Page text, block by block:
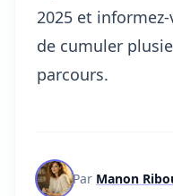
2025 et
de cumuler
parcours.
Par Manon